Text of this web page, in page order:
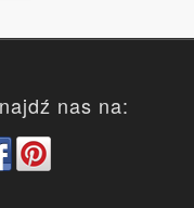
nas na: